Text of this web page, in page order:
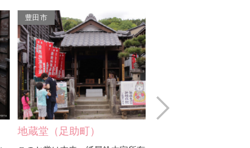
豊田市
地蔵堂（足助町）